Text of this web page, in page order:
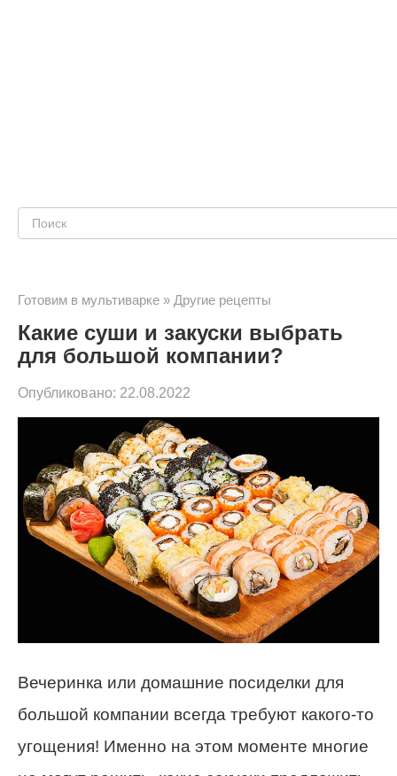
Поиск:
Готовим в мультиварке » Другие рецепты
Какие суши и закуски выбрать
для большой компании?
Опубликовано: 22.08.2022
Вечеринка или домашние посиделки для
большой компании всегда требуют какого-то
угощения! Именно на этом моменте многие